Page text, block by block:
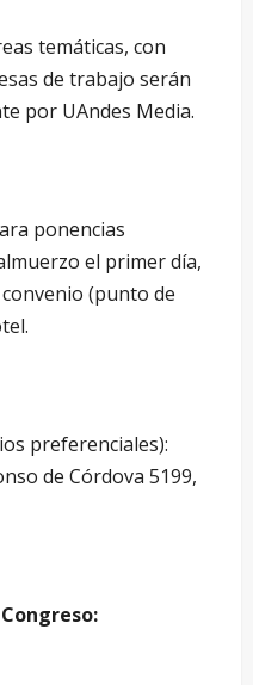
temáticas, con
de trabajo serán
por UAndes Media.
ponencias
el primer día,
(punto de
preferenciales):
de Córdova 5199,